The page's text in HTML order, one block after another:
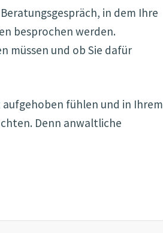
in dem Ihre
besprochen werden.
müssen und ob Sie dafür
aufgehoben fühlen und in Ihrem
Denn anwaltliche